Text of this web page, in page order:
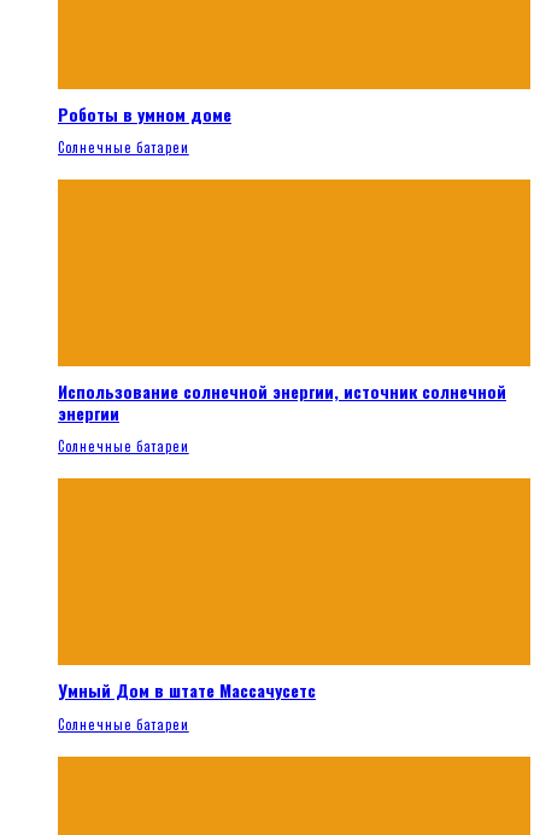
Роботы в умном доме
Солнечные батареи
Использование солнечной энергии, источник солнечной
энергии
Солнечные батареи
Умный Дом в штате Массачусетс
Солнечные батареи